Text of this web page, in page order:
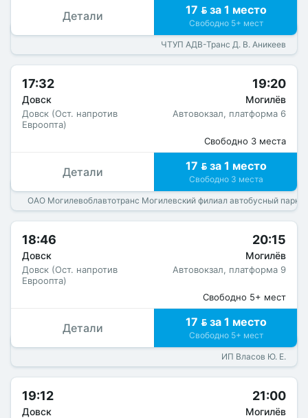
Детали 17  за 1 место
Свободно 5+ мест
ЧТУП АДВ-Транс Д. В. Аникеев
17:32
Довск
Довск (Ост. напротив
Евроопта)
19:20
Могилёв
Автовокзал, платформа 6
Свободно 3 места
Детали 17  за 1 место
Свободно 3 места
ОАО Могилевоблавтотранс Могилевский филиал автобусный парк
18:46
Довск
Довск (Ост. напротив
Евроопта)
20:15
Могилёв
Автовокзал, платформа 9
Свободно 5+ мест
Детали 17  за 1 место
Свободно 5+ мест
ИП Власов Ю. Е.
19:12
Довск
21:00
Могилёв